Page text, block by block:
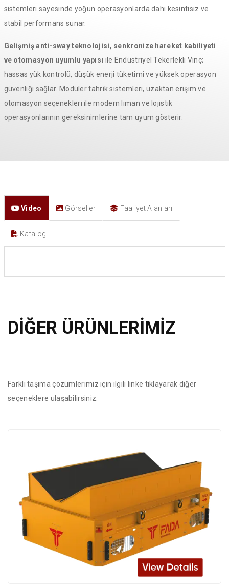
sistemleri sayesinde yoğun operasyonlarda dahi kesintisiz ve
stabil performans sunar.
Gelişmiş anti-sway teknolojisi, senkronize hareket kabiliyeti
ve otomasyon uyumlu yapısı ile Endüstriyel Tekerlekli Vinç;
hassas yük kontrolü, düşük enerji tüketimi ve yüksek operasyon
güvenliği sağlar. Modüler tahrik sistemleri, uzaktan erişim ve
otomasyon seçenekleri ile modern liman ve lojistik
operasyonlarının gereksinimlerine tam uyum gösterir.
Video Görseller Faaliyet Alanları
Katalog
DİĞER ÜRÜNLERİMİZ
Farklı taşıma çözümlerimiz için ilgili linke tıklayarak diğer
seçeneklere ulaşabilirsiniz.